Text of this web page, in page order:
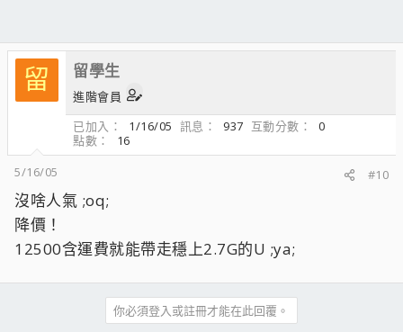
留 留學生
進階會員
已加入
1/16/05 訊息 937 互動分數
0
點數
16
5/16/05
#10
沒啥人氣 ;oq;
降價！
12500含運費就能帶走穩上2.7G的U ;ya;
你必須登入或註冊才能在此回覆。